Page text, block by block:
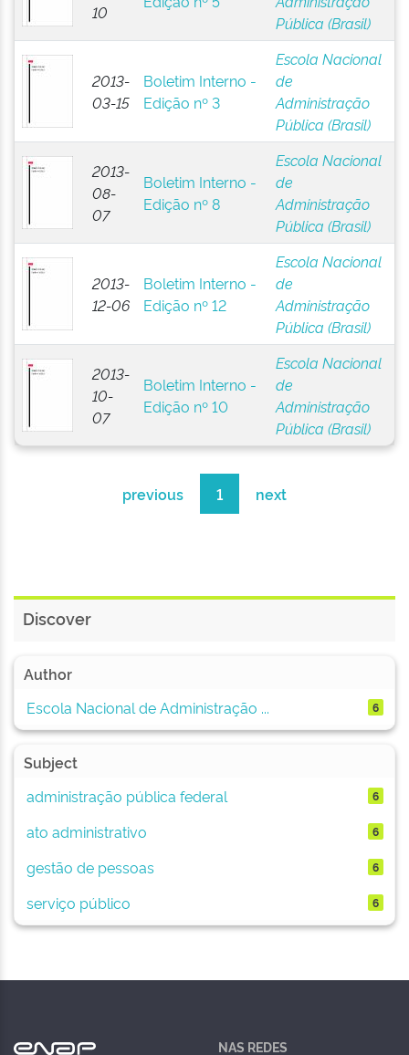
10
Pública (Brasil)
2013-
03-15
Boletim Interno -
Edição nº 3
Escola Nacional
de
Administração
Pública (Brasil)
2013-
08-
07
Boletim Interno -
Edição nº 8
Escola Nacional
de
Administração
Pública (Brasil)
2013-
12-06
Boletim Interno -
Edição nº 12
Escola Nacional
de
Administração
Pública (Brasil)
2013-
10-
07
Boletim Interno -
Edição nº 10
Escola Nacional
de
Administração
Pública (Brasil)
previous 1 next
Discover
Author
Escola Nacional de Administração ...
6
Subject
administração pública federal
6
ato administrativo 6
gestão de pessoas 6
serviço público 6
NAS REDES